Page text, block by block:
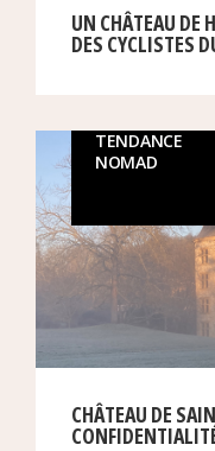
UN CHÂTEAU DE
DES CYCLISTES
TENDANCE
NOMAD
CHÂTEAU DE